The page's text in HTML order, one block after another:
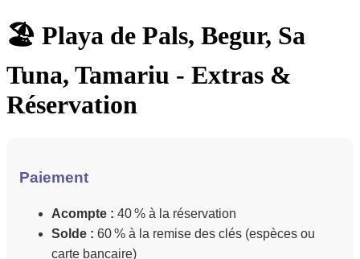
🏖️ Playa de Pals, Begur, Sa
Tuna, Tamariu - Extras &
Réservation
Paiement
Acompte : 40 % à la réservation
Solde : 60 % à la remise des clés (espèces ou
carte bancaire)